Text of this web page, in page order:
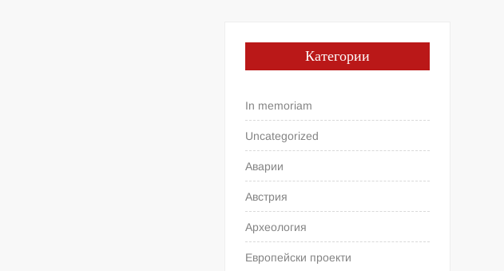
Категории
In memoriam
Uncategorized
Аварии
Австрия
Археология
Европейски проекти